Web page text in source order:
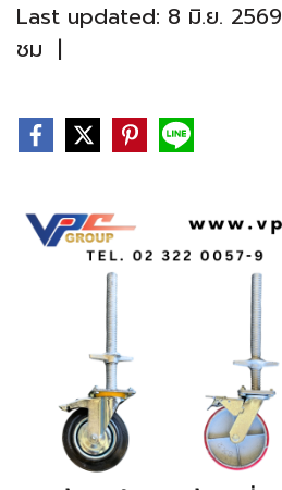
Last updated: 8 มิ.ย. 2569
ชม |